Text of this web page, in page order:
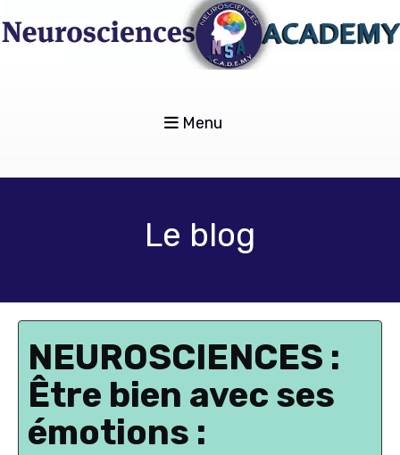
Menu
Le blog
NEUROSCIENCES :
Être bien avec ses
émotions :